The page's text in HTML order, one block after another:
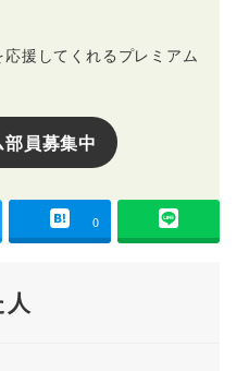
援してくれるプレミアム
員募集中
0